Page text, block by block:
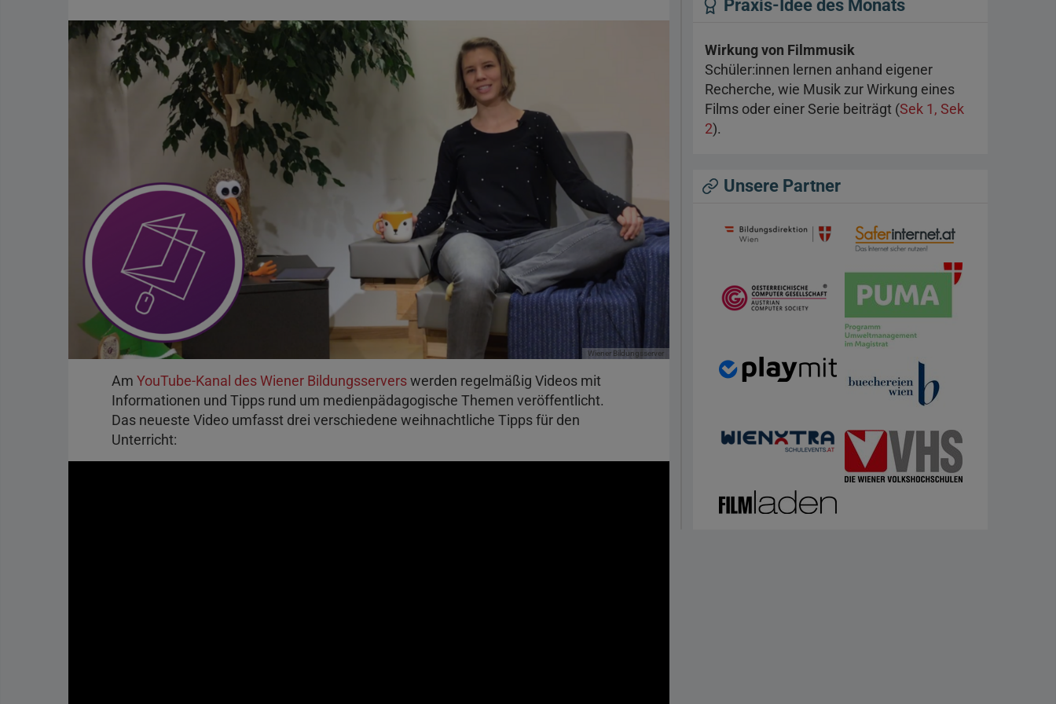
Wiener Bildungsserver
Am YouTube-Kanal des Wiener Bildungsserverswerden regelmäßig Videos mit
Informationen und Tipps rund um medienpädagogische Themen veröffentlicht.
Das neueste Video umfasst drei verschiedene weihnachtliche Tipps für den
Unterricht:
Praxis-Idee des Monats
Wirkung von Filmmusik
Schüler:innen lernen anhand eigener
Recherche, wie Musik zur Wirkung eines
Films oder einer Serie beiträgt (Sek 1, Sek
2).
Unsere Partner